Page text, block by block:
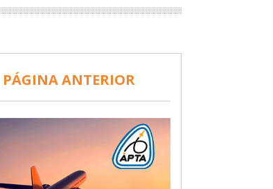
COMISIÓN
DOCUMENTOS
SEGURO DE SEPELIOS
HISTORIAS DE LUCHA
TURISMO Y RECREACIÓN
PÁGINA ANTERIOR